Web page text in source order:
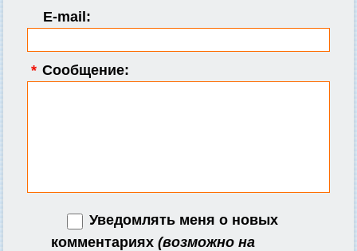
E-mail:
* Сообщение:
Уведомлять меня о новых
комментариях (возможно на